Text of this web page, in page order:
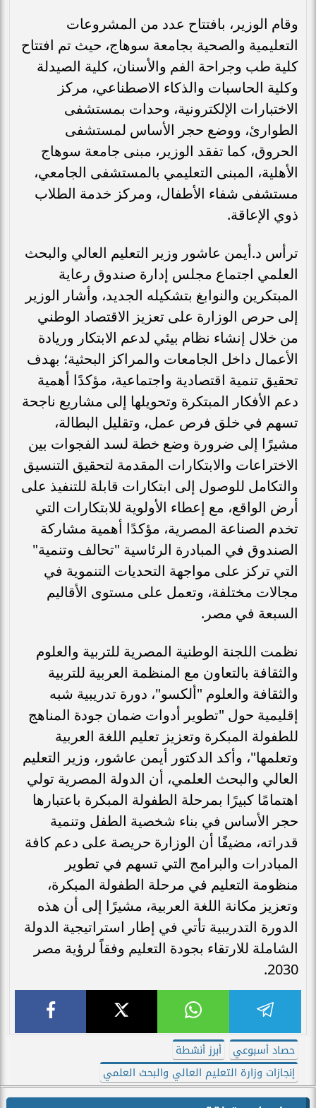
وقام الوزير، بافتتاح عدد من المشروعات
التعليمية والصحية بجامعة سوهاج، حيث تم افتتاح
كلية طب وجراحة الفم والأسنان، كلية الصيدلة
وكلية الحاسبات والذكاء الاصطناعي، مركز
الاختبارات الإلكترونية، وحدات بمستشفى
الطوارئ، ووضع حجر الأساس لمستشفى
الحروق، كما تفقد الوزير، مبنى جامعة سوهاج
الأهلية، المبنى التعليمي بالمستشفى الجامعي،
مستشفى شفاء الأطفال، ومركز خدمة الطلاب
ذوي الإعاقة.
ترأس د.أيمن عاشور وزير التعليم العالي والبحث
العلمي اجتماع مجلس إدارة صندوق رعاية
المبتكرين والنوابغ بتشكيله الجديد، وأشار الوزير
إلى حرص الوزارة على تعزيز الاقتصاد الوطني
من خلال إنشاء نظام بيئي لدعم الابتكار وريادة
الأعمال داخل الجامعات والمراكز البحثية؛ بهدف
تحقيق تنمية اقتصادية واجتماعية، مؤكدًا أهمية
دعم الأفكار المبتكرة وتحويلها إلى مشاريع ناجحة
تسهم في خلق فرص عمل، وتقليل البطالة،
مشيرًا إلى ضرورة وضع خطة لسد الفجوات بين
الاختراعات والابتكارات المقدمة لتحقيق التنسيق
والتكامل للوصول إلى ابتكارات قابلة للتنفيذ على
أرض الواقع، مع إعطاء الأولوية للابتكارات التي
تخدم الصناعة المصرية، مؤكدًا أهمية مشاركة
الصندوق في المبادرة الرئاسية "تحالف وتنمية"
التي تركز على مواجهة التحديات التنموية في
مجالات مختلفة، وتعمل على مستوى الأقاليم
السبعة في مصر.
نظمت اللجنة الوطنية المصرية للتربية والعلوم
والثقافة بالتعاون مع المنظمة العربية للتربية
والثقافة والعلوم "ألكسو"، دورة تدريبية شبه
إقليمية حول "تطوير أدوات ضمان جودة المناهج
للطفولة المبكرة وتعزيز تعليم اللغة العربية
وتعلمها"، وأكد الدكتور أيمن عاشور، وزير التعليم
العالي والبحث العلمي، أن الدولة المصرية تولي
اهتمامًا كبيرًا بمرحلة الطفولة المبكرة باعتبارها
حجر الأساس في بناء شخصية الطفل وتنمية
قدراته، مضيفًا أن الوزارة حريصة على دعم كافة
المبادرات والبرامج التي تسهم في تطوير
منظومة التعليم في مرحلة الطفولة المبكرة،
وتعزيز مكانة اللغة العربية، مشيرًا إلى أن هذه
الدورة التدريبية تأتي في إطار استراتيجية الدولة
الشاملة للارتقاء بجودة التعليم وفقاً لرؤية مصر
2030.
حصاد أسبوعي
أبرز أنشطة
إنجازات وزارة التعليم العالي والبحث العلمي